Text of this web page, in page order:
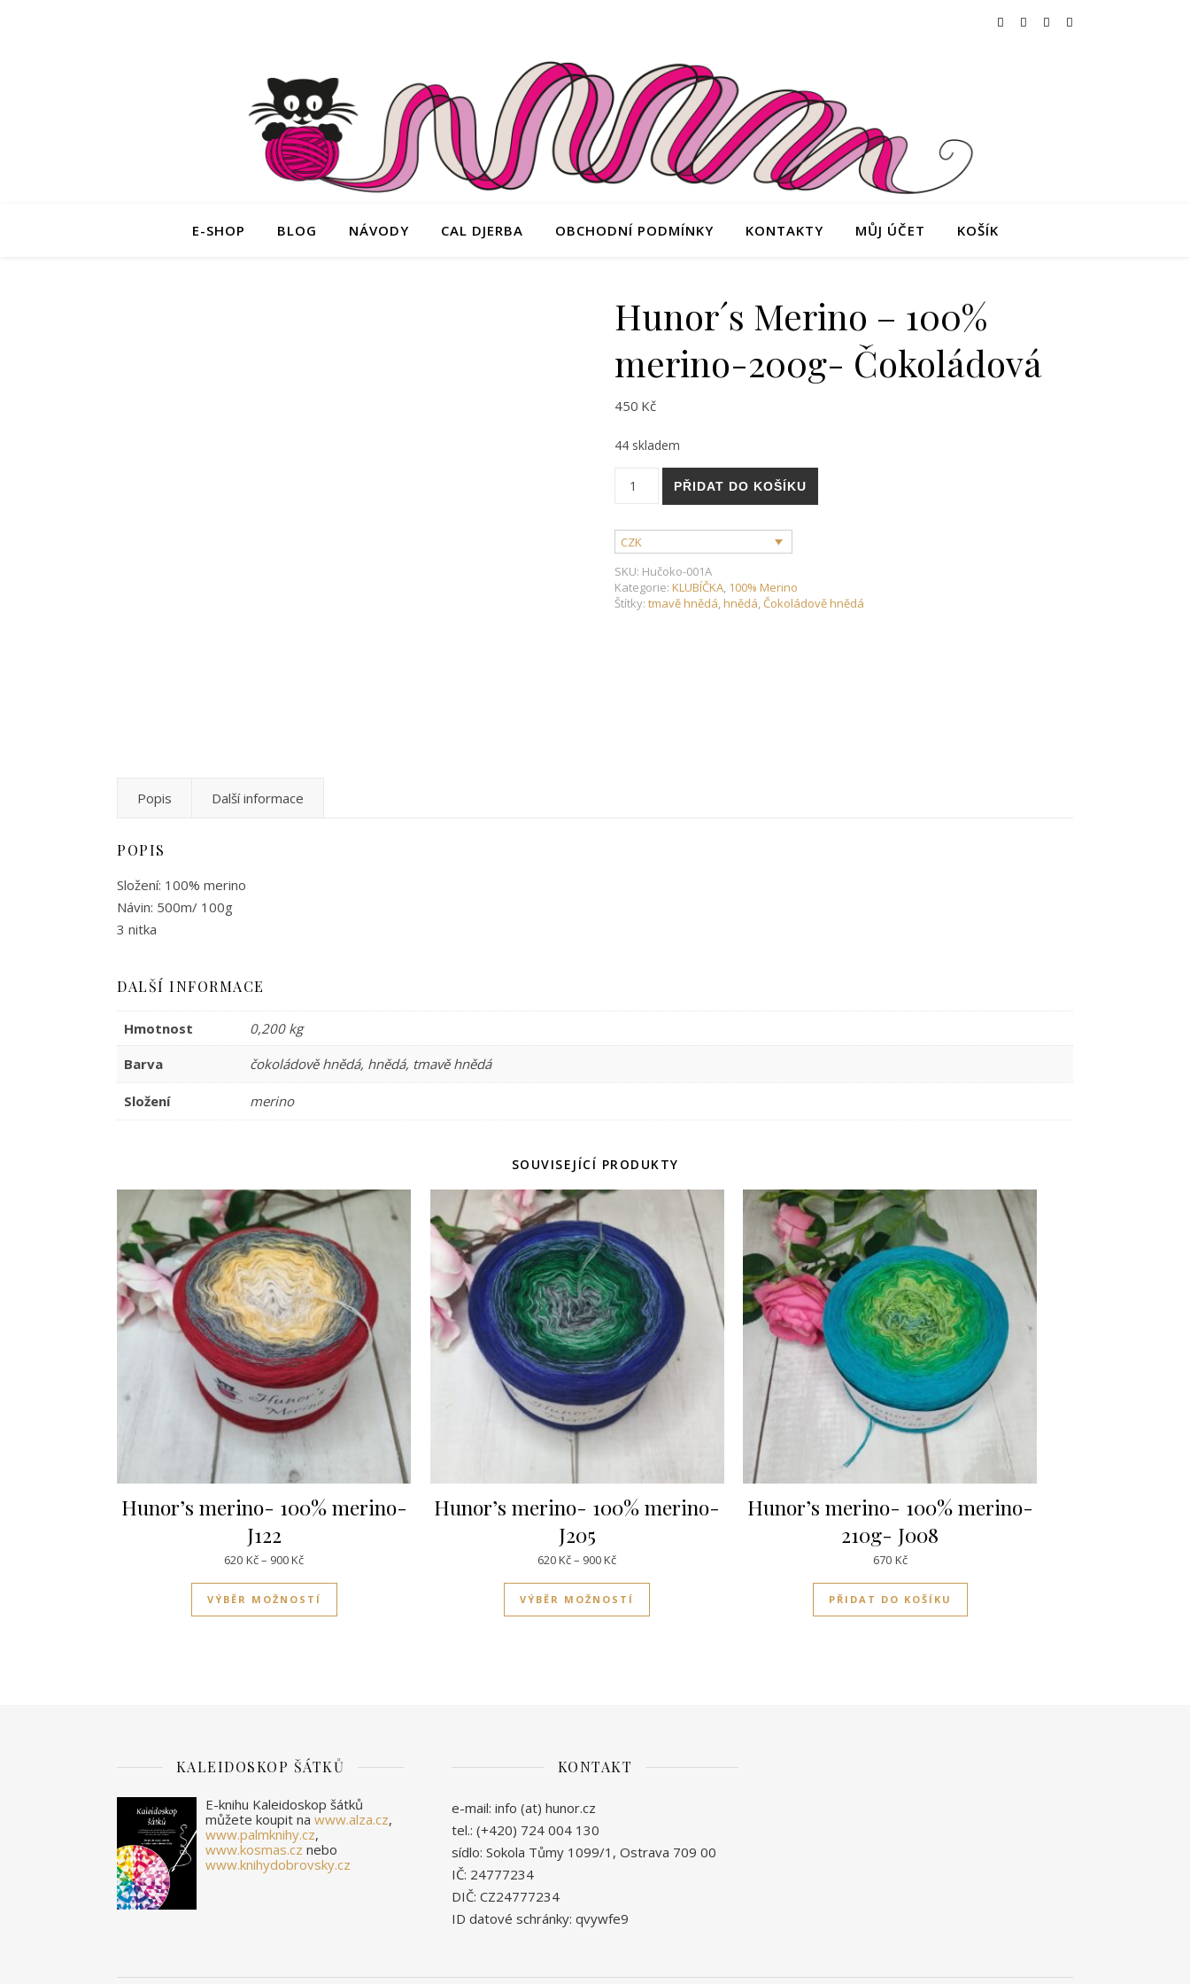
E-SHOP BLOG NÁVODY CAL DJERBA OBCHODNÍ PODMÍNKY KONTAKTY MŮJ ÚČET KOŠÍK
Hunor´s Merino – 100%
merino-200g- Čokoládová
450 Kč
44 skladem
PŘIDAT DO KOŠÍKU
CZK
SKU: Hučoko-001A
Kategorie: KLUBÍČKA, 100% Merino
Štítky: tmavě hnědá,hnědá,Čokoládově hnědá
Popis Další informace
POPIS
Složení: 100% merino
Návin: 500m/ 100g
3 nitka
DALŠÍ INFORMACE
Hmotnost
0,200 kg
Barva
čokoládově hnědá, hnědá, tmavě hnědá
Složení merino
SOUVISEJÍCÍ PRODUKTY
Hunor’s merino- 100% merino-
J122
620 Kč– 900KčRozpětí cen: 620Kč až 900Kč
VÝBĚR MOŽNOSTÍ
Hunor’s merino- 100% merino-
J205
620Kč– 900KčRozpětí cen: 620Kč až 900Kč
VÝBĚR MOŽNOSTÍ
Hunor’s merino- 100% merino-
210g- J008
670 Kč
PŘIDAT DO KOŠÍKU
KALEIDOSKOP ŠÁTKŮ
E-knihu Kaleidoskop šátků
můžete koupit na www.alza.cz,
www.palmknihy.cz,
www.kosmas.cz nebo
www.knihydobrovsky.cz
KONTAKT
e-mail: info (at) hunor.cz
tel.: (+420) 724 004 130
sídlo: Sokola Tůmy 1099/1, Ostrava 709 00
IČ: 24777234
DIČ: CZ24777234
ID datové schránky: qvywfe9